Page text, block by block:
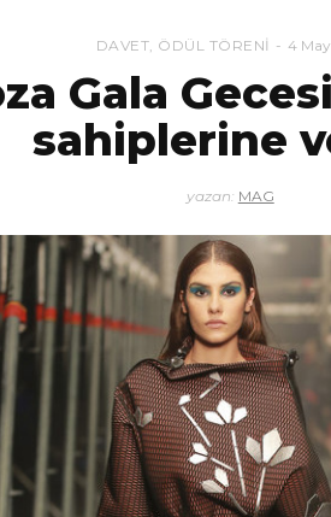
DAVET, ÖDÜL TÖRENI 4
Gala
sahiplerine
yazan: MAG